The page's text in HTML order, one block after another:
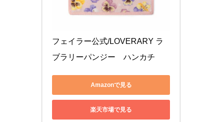
フェイラー公式/LOVERARY ラ
ブラリーパンジー　ハンカチ
Amazonで見る
楽天市場で見る